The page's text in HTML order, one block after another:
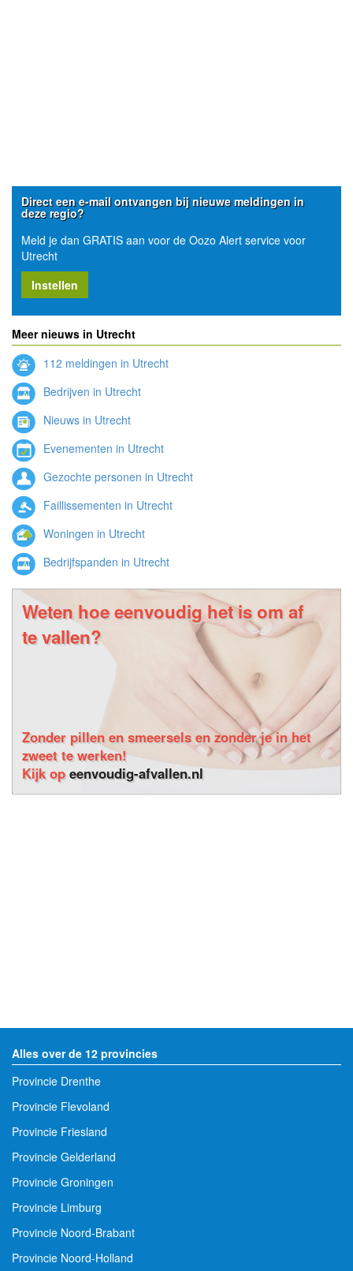
Direct een e-mail ontvangen bij nieuwe meldingen in
deze regio?
Meld je dan GRATIS aan voor de Oozo Alert service voor
Utrecht
Instellen
Meer nieuws in Utrecht
112 meldingen in Utrecht
Bedrijven in Utrecht
Nieuws in Utrecht
Evenementen in Utrecht
Gezochte personen in Utrecht
Faillissementen in Utrecht
Woningen in Utrecht
Bedrijfspanden in Utrecht
Weten hoe eenvoudig het is om af
te vallen?
Zonder pillen en smeersels en zonder je in het
zweet te werken!
Kijk opeenvoudig-afvallen.nl
Alles over de 12 provincies
Provincie Drenthe
Provincie Flevoland
Provincie Friesland
Provincie Gelderland
Provincie Groningen
Provincie Limburg
Provincie Noord-Brabant
Provincie Noord-Holland